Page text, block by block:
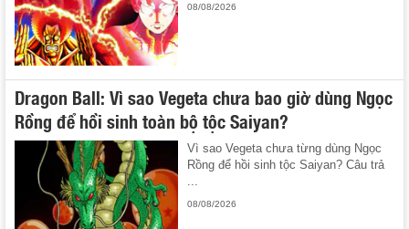
08/08/2026
Dragon Ball: Vì sao Vegeta chưa bao giờ dùng Ngọc
Rồng để hồi sinh toàn bộ tộc Saiyan?
Vì sao Vegeta chưa từng dùng Ngọc
Rồng để hồi sinh tộc Saiyan? Câu trả
...
08/08/2026